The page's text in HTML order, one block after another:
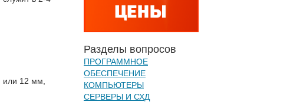
или 12 мм,
Разделы вопросов
ПРОГРАММНОЕ
ОБЕСПЕЧЕНИЕ
КОМПЬЮТЕРЫ
СЕРВЕРЫ И СХД